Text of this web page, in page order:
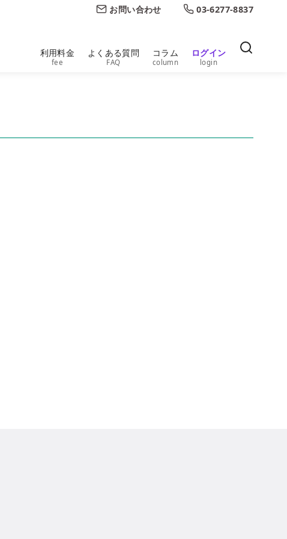
お問い合わせ 03-6277-8837
利用料金
fee
よくある質問
FAQ
コラム
column
ログイン
login